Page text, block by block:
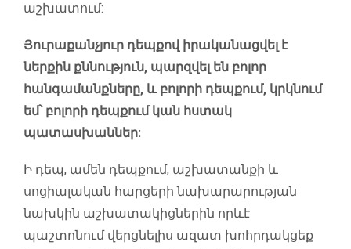
աշխատում:
Յուրաքանչյուր դեպքով իրականացվել է
ներքին քննություն, պարզվել են բոլոր
հանգամանքները, և բոլորի դեպքում, կրկնում
եմ՝ բոլորի դեպքում կան հստակ
պատասխաններ:
Ի դեպ, ամեն դեպքում, աշխատանքի և
սոցիալական հարցերի նախարարության
նախկին աշխատակիցներին որևէ
պաշտոնում վերցնելիս ազատ խոհրդակցեք